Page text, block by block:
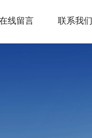
线留言 联系我们